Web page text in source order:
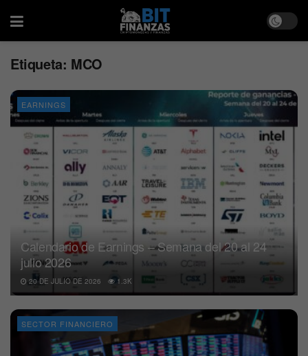
Etiqueta: MCO
EARNINGS
Calendario de Earnings – Semana del 20 al 24
julio 2026
20 DE JULIO DE 2026 1.3K
SECTOR FINANCIERO